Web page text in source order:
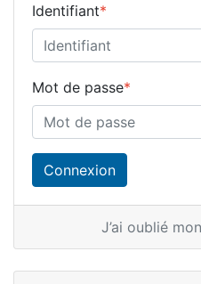
Identifiant*
Mot de passe*
J’ai oublié